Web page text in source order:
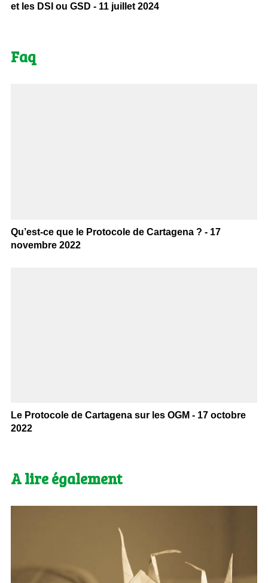
et les DSI ou GSD - 11 juillet 2024
Faq
Qu’est-ce que le Protocole de Cartagena ? - 17
novembre 2022
Le Protocole de Cartagena sur les OGM - 17 octobre
2022
A lire également